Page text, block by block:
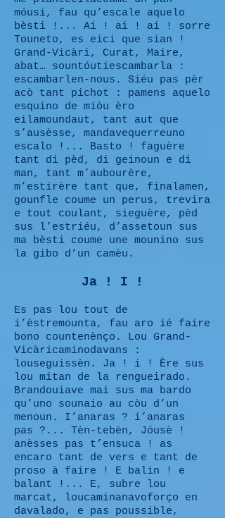
móusi, fau qu’escale aquelo
bèsti !... Ai ! ai ! ai ! sorre
Touneto, es eici que sian !
Grand-Vicàri, Curat, Maire,
abat… sountóutiescambarla :
escambarlen-nous. Siéu pas pèr
acò tant pichot : pamens aquelo
esquino de miòu èro
eilamoundaut, tant aut que
s’ausèsse, mandavequerreuno
escalo !... Basto ! faguère
tant di pèd, di geinoun e di
man, tant m’aubourère,
m’estirère tant que, finalamen,
gounfle coume un perus, trevira
e tout coulant, sieguère, pèd
sus l’estriéu, d’assetoun sus
ma bèsti coume une mounino sus
la gibo d’un camèu.
Ja ! I !
Es pas lou tout de
i’èstremounta, fau aro ié faire
bono countenènço. Lou Grand-
Vicàricaminodavans :
louseguissèn. Ja ! i ! Ère sus
lou mitan de la rengueirado.
Brandouiave mai sus ma bardo
qu’uno sounaio au còu d’un
menoun. I’anaras ? i’anaras
pas ?... Tèn-tebèn, Jóusè !
anèsses pas t’ensuca ! as
encaro tant de vers e tant de
proso à faire ! E balin ! e
balant !... E, subre lou
marcat, loucaminanavoforço en
davalado, e pas poussible,